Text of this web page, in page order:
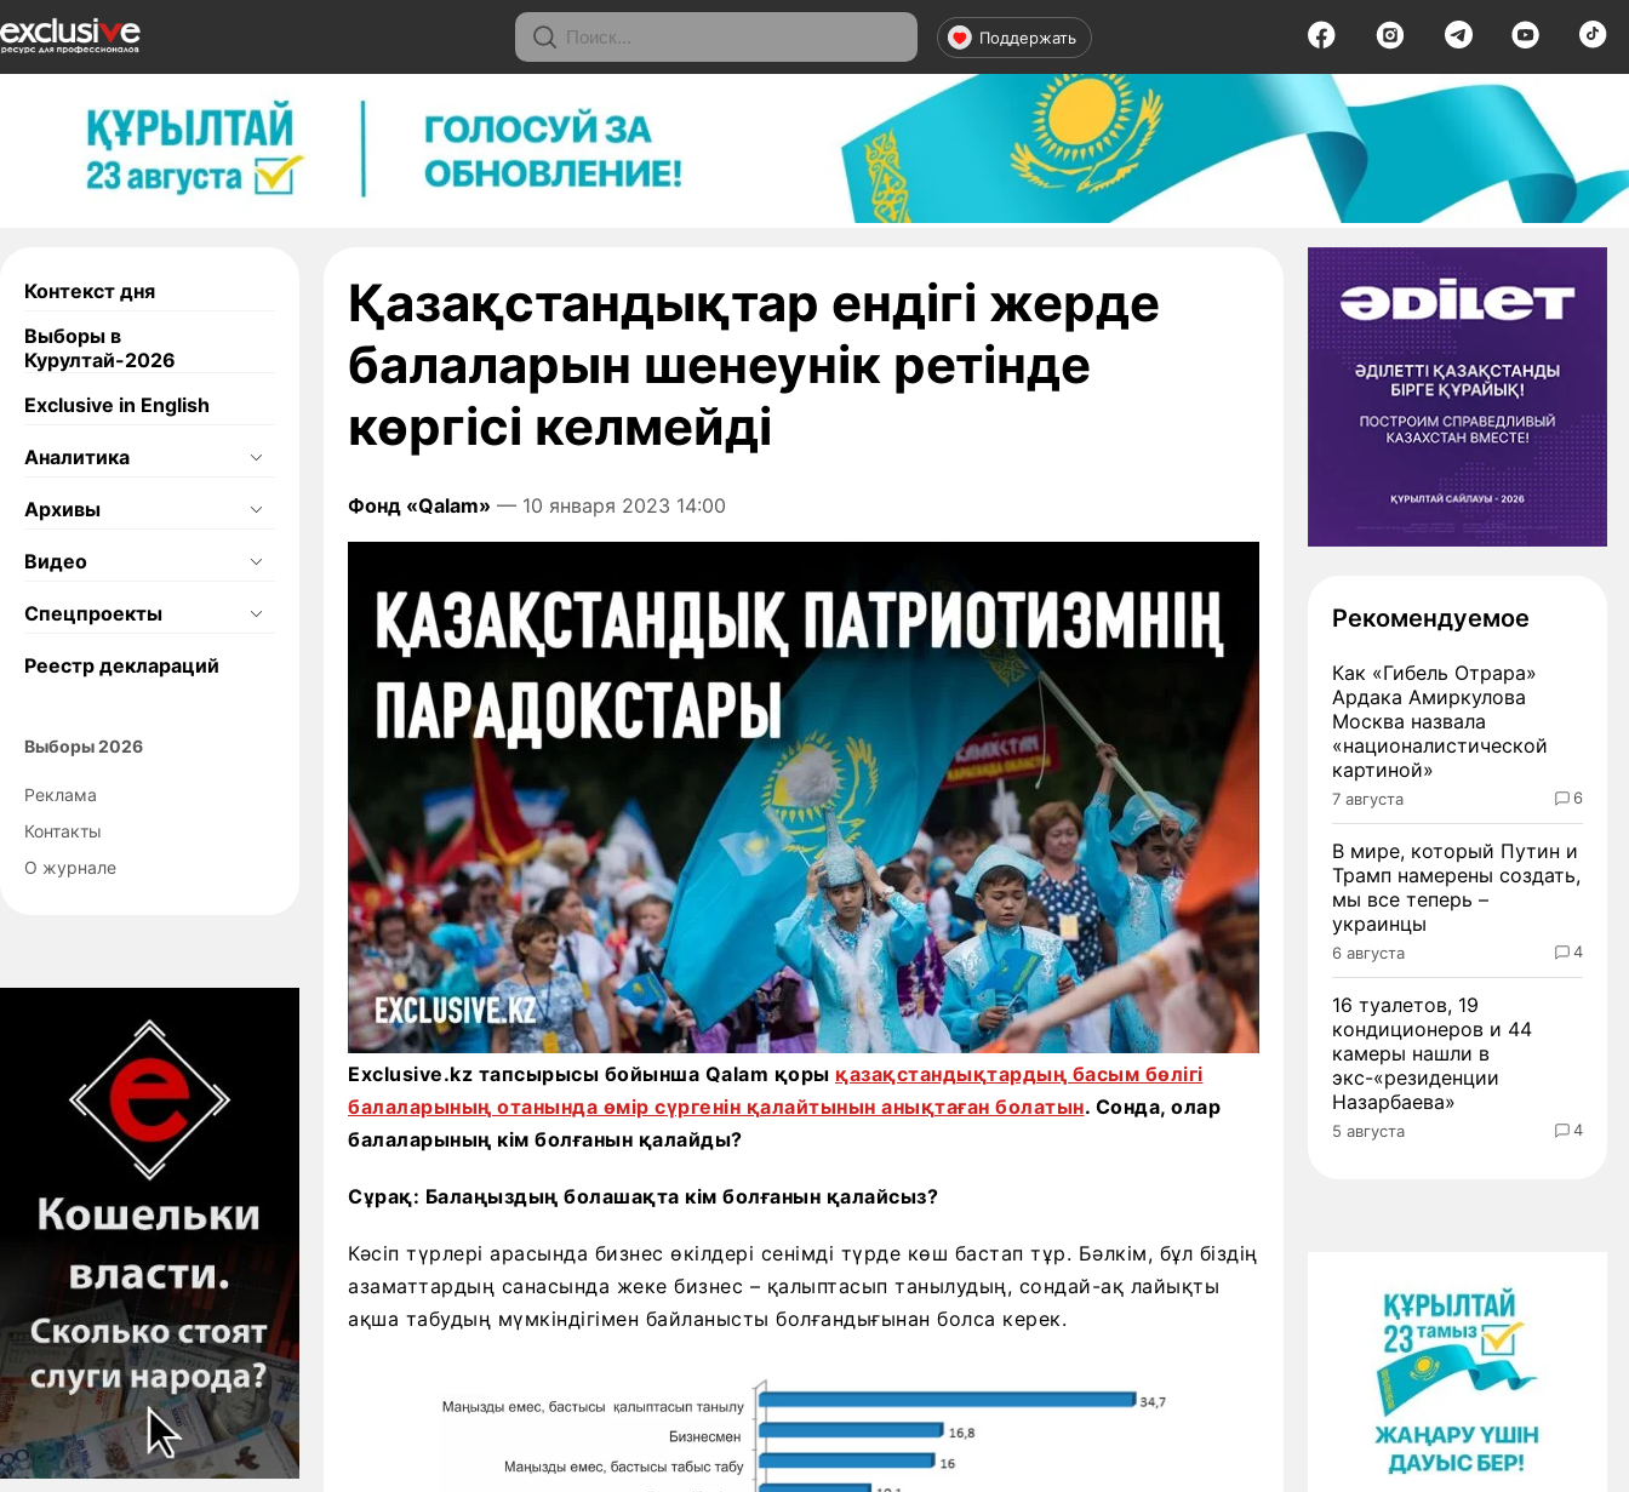
Поддержать
Контекст дня
Выборы в
Курултай-2026
Exclusive in English
Аналитика
Архивы
Видео
Спецпроекты
Реестр деклараций
Выборы 2026
Реклама
Контакты
О журнале
Қазақстандықтар ендігі жерде
балаларын шенеунік ретінде
көргісі келмейді
Фонд «Qalam» — 10 января 2023 14:00
Exclusive.kz тапсырысы бойынша Qalam қоры қазақстандықтардың басым бөлігі
балаларының отанында өмір сүргенін қалайтынын анықтаған болатын. Сонда, олар
балаларының кім болғанын қалайды?
Сұрақ: Балаңыздың болашақта кім болғанын қалайсыз?
Кәсіп түрлері арасында бизнес өкілдері сенімді түрде көш бастап тұр. Бәлкім, бұл біздің
азаматтардың санасында жеке бизнес – қалыптасып танылудың, сондай-ақ лайықты
ақша табудың мүмкіндігімен байланысты болғандығынан болса керек.
Рекомендуемое
Как «Гибель Отрара»
Ардака Амиркулова
Москва назвала
«националистической
картиной»
7 августа 6
В мире, который Путин и
Трамп намерены создать,
мы все теперь –
украинцы
6 августа 4
16 туалетов, 19
кондиционеров и 44
камеры нашли в
экс-«резиденции
Назарбаева»
5 августа 4